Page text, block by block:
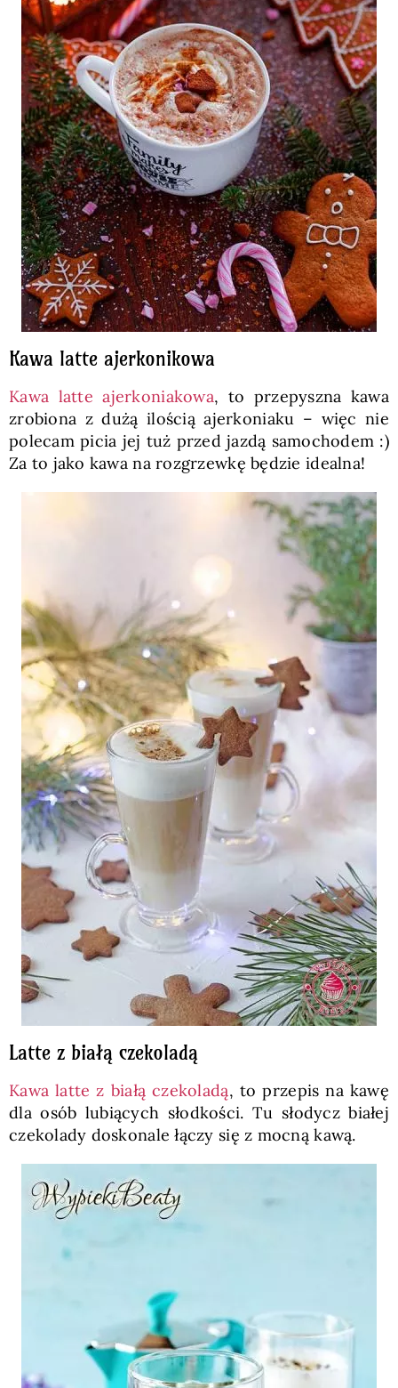
Kawa latte ajerkonikowa
Kawa latte ajerkoniakowa, to przepyszna kawa
zrobiona z dużą ilością ajerkoniaku – więc nie
polecam picia jej tuż przed jazdą samochodem :)
Za to jako kawa na rozgrzewkę będzie idealna!
Latte z białą czekoladą
Kawa latte z białą czekoladą, to przepis na kawę
dla osób lubiących słodkości. Tu słodycz białej
czekolady doskonale łączy się z mocną kawą.